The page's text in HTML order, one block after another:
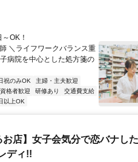
OK！
＼ライフワークバランス重
病院を中心とした処方箋の
祝のみOK
主婦・主夫歓迎
格者歓迎 研修あり
交通費支給
以上OK
店】女子会気分で恋バナし
ディ!!